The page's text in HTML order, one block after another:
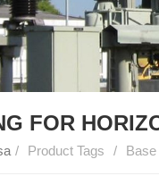
FOR
/ Product Tags /